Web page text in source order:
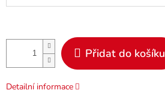
Přidat do košíku
Detailní informace